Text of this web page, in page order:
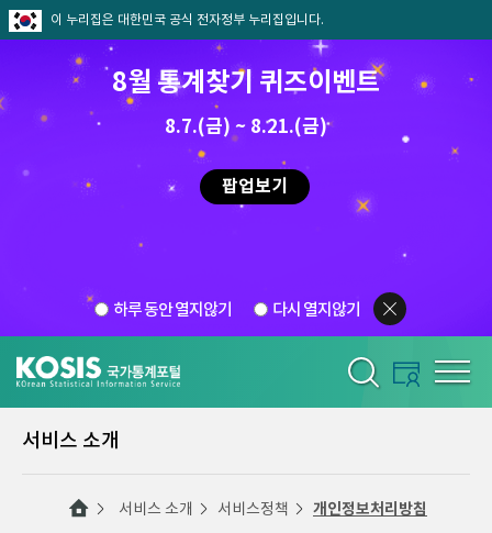
이 누리집은 대한민국 공식 전자정부 누리집입니다.
8월 통계찾기 퀴즈이벤트
8.7.(금) ~ 8.21.(금)
팝업보기
하루 동안 열지않기 다시 열지않기
서비스 소개
서비스 소개 서비스정책 개인정보처리방침